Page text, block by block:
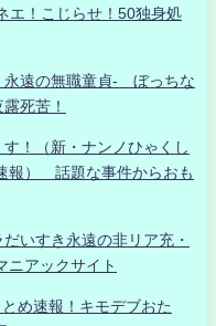
エ！こじらせ！50独身処
遠の無職童貞- ぼっちな
死苦！
！（新・ナンノひゃくし
報） 話題な事件からおも
いすき永遠の非リア充・
ニアックサイト
め速報！キモデブおた